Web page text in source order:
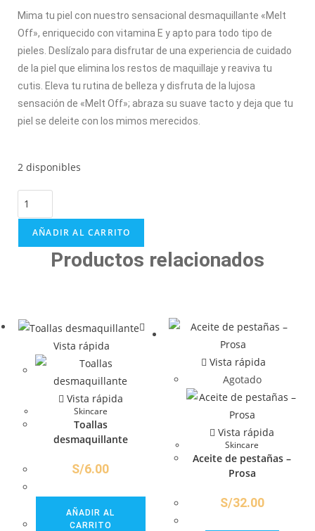
Mima tu piel con nuestro sensacional desmaquillante «Melt
Off», enriquecido con vitamina E y apto para todo tipo de
pieles. Deslízalo para disfrutar de una experiencia de cuidado
de la piel que elimina los restos de maquillaje y reaviva tu
cutis. Eleva tu rutina de belleza y disfruta de la lujosa
sensación de «Melt Off»; abraza su suave tacto y deja que tu
piel se deleite con los mimos merecidos.
2 disponibles
AÑADIR AL CARRITO
Productos relacionados
Vista rápida
Vista rápida
Skincare
Toallas
desmaquillante
S/6.00
AÑADIR AL
CARRITO
Vista rápida
Agotado
Vista rápida
Skincare
Aceite de pestañas –
Prosa
S/32.00